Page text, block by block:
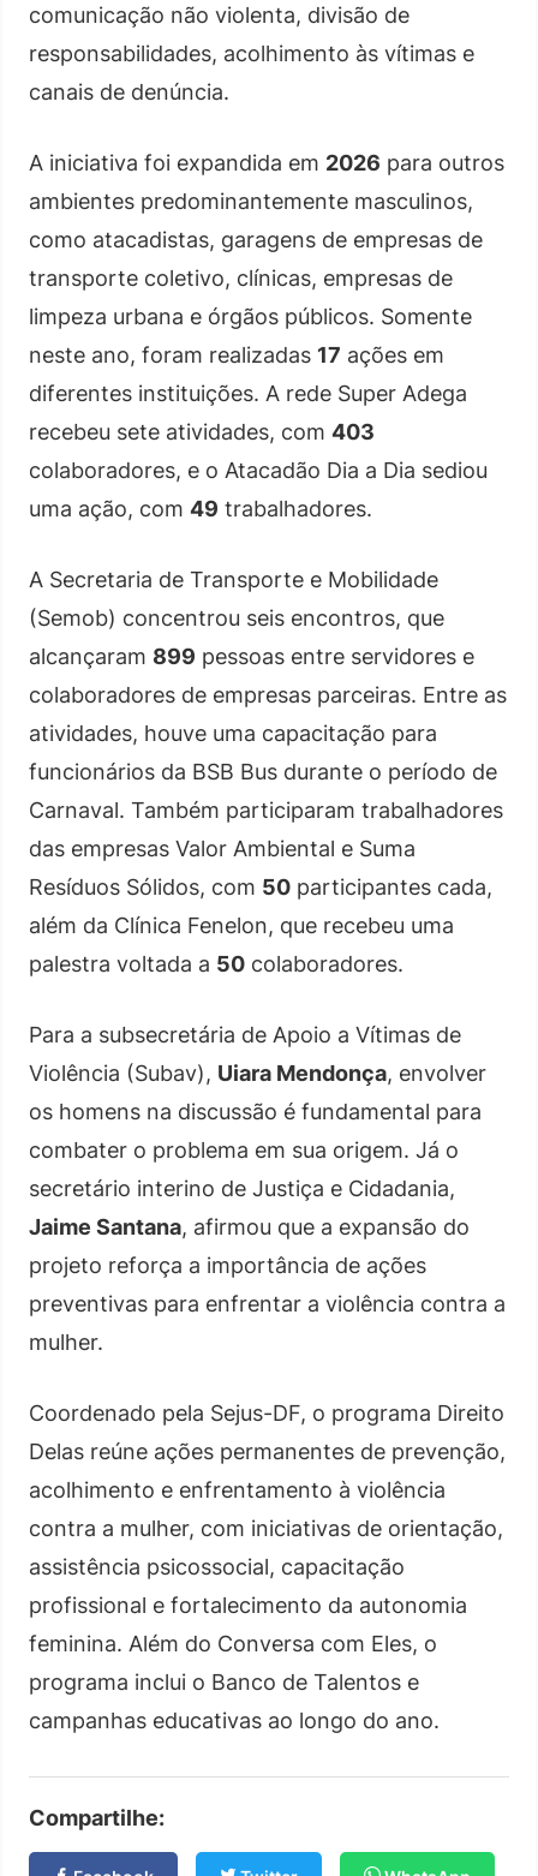
comunicação não violenta, divisão de
responsabilidades, acolhimento às vítimas e
canais de denúncia.
A iniciativa foi expandida em 2026 para outros
ambientes predominantemente masculinos,
como atacadistas, garagens de empresas de
transporte coletivo, clínicas, empresas de
limpeza urbana e órgãos públicos. Somente
neste ano, foram realizadas 17 ações em
diferentes instituições. A rede Super Adega
recebeu sete atividades, com 403
colaboradores, e o Atacadão Dia a Dia sediou
uma ação, com 49 trabalhadores.
A Secretaria de Transporte e Mobilidade
(Semob) concentrou seis encontros, que
alcançaram 899 pessoas entre servidores e
colaboradores de empresas parceiras. Entre as
atividades, houve uma capacitação para
funcionários da BSB Bus durante o período de
Carnaval. Também participaram trabalhadores
das empresas Valor Ambiental e Suma
Resíduos Sólidos, com 50 participantes cada,
além da Clínica Fenelon, que recebeu uma
palestra voltada a 50 colaboradores.
Para a subsecretária de Apoio a Vítimas de
Violência (Subav), Uiara Mendonça, envolver
os homens na discussão é fundamental para
combater o problema em sua origem. Já o
secretário interino de Justiça e Cidadania,
Jaime Santana, afirmou que a expansão do
projeto reforça a importância de ações
preventivas para enfrentar a violência contra a
mulher.
Coordenado pela Sejus-DF, o programa Direito
Delas reúne ações permanentes de prevenção,
acolhimento e enfrentamento à violência
contra a mulher, com iniciativas de orientação,
assistência psicossocial, capacitação
profissional e fortalecimento da autonomia
feminina. Além do Conversa com Eles, o
programa inclui o Banco de Talentos e
campanhas educativas ao longo do ano.
Compartilhe: